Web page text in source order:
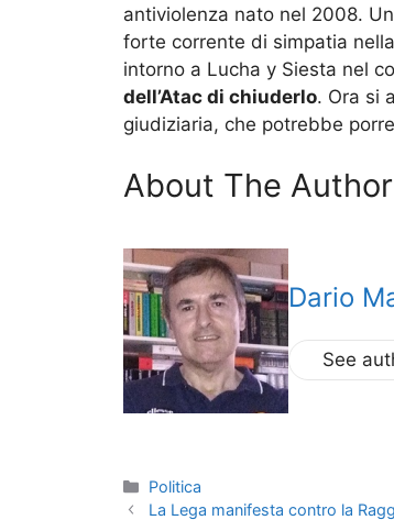
antiviolenza nato nel 2008.
forte corrente di simpatia
intorno a Lucha y Siesta nel
dell’Atac di chiuderlo. Ora si
giudiziaria, che potrebbe
About The Author
Dario
See
Categorie
Politica
La Lega manifesta contro la